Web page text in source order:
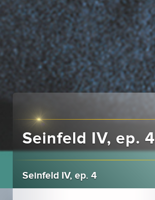
Seinfeld IV, ep. 4
Seinfeld IV, ep. 4